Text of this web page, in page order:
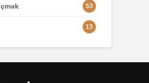
53
13